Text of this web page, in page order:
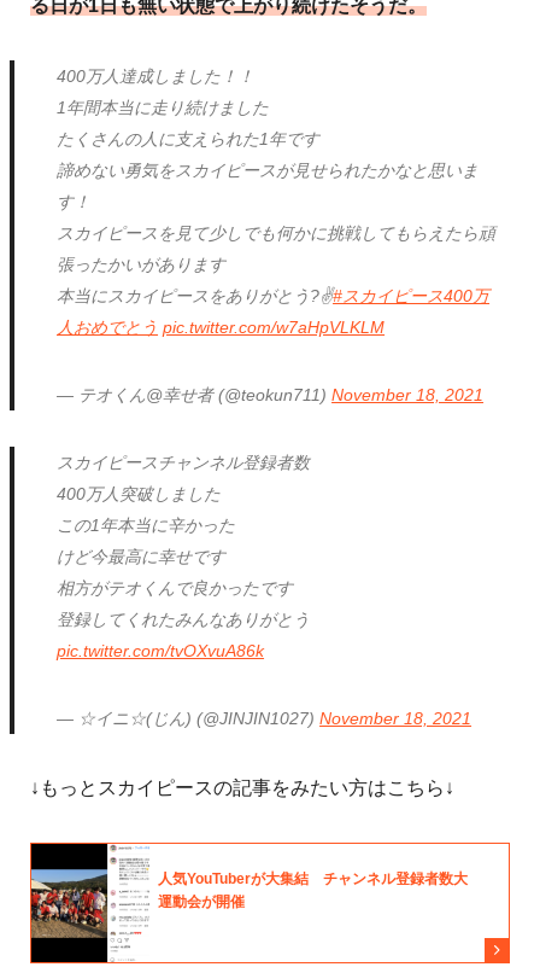
る日が1日も無い状態で上がり続けたそうだ。
400万人達成しました！！
1年間本当に走り続けました
たくさんの人に支えられた1年です
諦めない勇気をスカイピースが見せられたかなと思いま
す！
スカイピースを見て少しでも何かに挑戦してもらえたら頑
張ったかいがあります
本当にスカイピースをありがとう?✌️#スカイピース400万
人おめでとう pic.twitter.com/w7aHpVLKLM
— テオくん@幸せ者 (@teokun711)November 18, 2021
スカイピースチャンネル登録者数
400万人突破しました
この1年本当に辛かった
けど今最高に幸せです
相方がテオくんで良かったです
登録してくれたみんなありがとう
pic.twitter.com/tvOXvuA86k
— ☆イニ☆(じん) (@JINJIN1027)November 18, 2021
↓もっとスカイピースの記事をみたい方はこちら↓